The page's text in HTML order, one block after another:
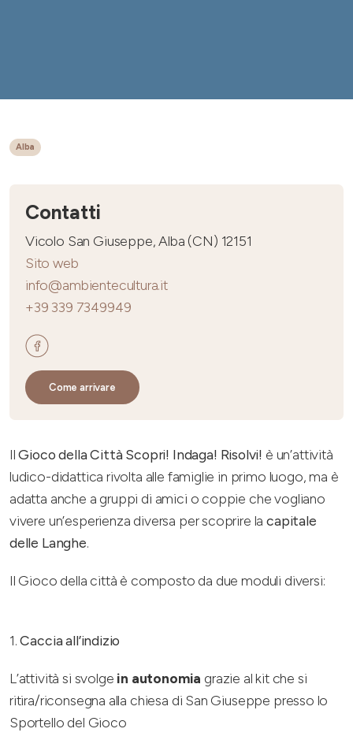
Alba
Contatti
Vicolo San Giuseppe, Alba (CN) 12151
Sito web
info@ambientecultura.it
+39 339 7349949
Come arrivare
IlGioco della Città Scopri! Indaga! Risolvi! è un’attività
ludico-didattica rivolta alle famiglie in primo luogo, ma è
adatta anche a gruppi di amici o coppie che vogliano
vivere un’esperienza diversa per scoprire lacapitale
delle Langhe.
Il Gioco della città è composto da due moduli diversi:
1.Caccia all’indizio
L’attività si svolge in autonomia grazie al kit che si
ritira/riconsegna alla chiesa di San Giuseppe presso lo
Sportello del Gioco